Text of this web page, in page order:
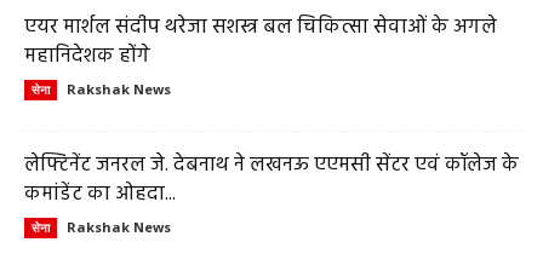
एयर मार्शल संदीप थरेजा सशस्त्र बल चिकित्सा सेवाओं के अगले
महानिदेशक होंगे
सेना Rakshak News
लेफ्टिनेंट जनरल जे. देबनाथ ने लखनऊ एएमसी सेंटर एवं कॉलेज के
कमांडेंट का ओहदा...
सेना Rakshak News